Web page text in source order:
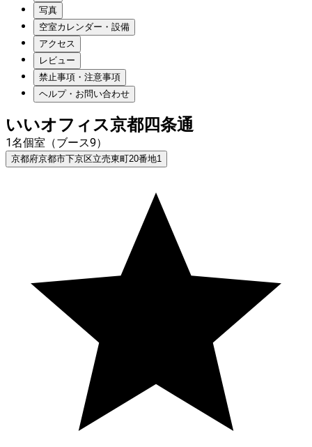
写真
空室カレンダー・設備
アクセス
レビュー
禁止事項・注意事項
ヘルプ・お問い合わせ
いいオフィス京都四条通
1名個室（ブース9）
京都府京都市下京区立売東町20番地1